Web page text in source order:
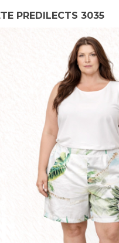
PREDILECTS 3035